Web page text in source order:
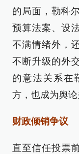
的局面，勒科
预算法案、设
不满情绪外，
不断升级的外
的意法关系在
方，也成为舆论
财政倾销争议
直至信任投票